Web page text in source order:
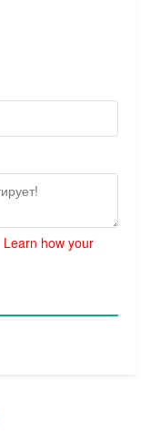
Learn how your